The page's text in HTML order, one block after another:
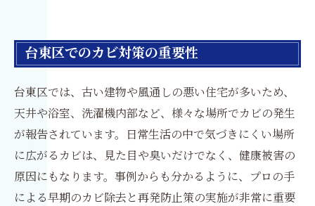
台東区でのカビ対策の重要性
台東区では、古い建物や風通しの悪い住宅が多いため、
天井や浴室、洗濯機内部など、様々な場所でカビの発生
が報告されています。日常生活の中で気づきにくい場所
に広がるカビは、見た目や臭いだけでなく、健康被害の
原因にもなります。事例からも分かるように、プロの手
による早期のカビ除去と再発防止策の実施が非常に重要